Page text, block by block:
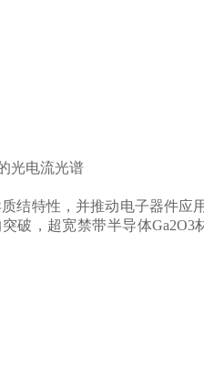
光电流光谱
结特性，并推动电子器件应
破，超宽禁带半导体Ga2O3